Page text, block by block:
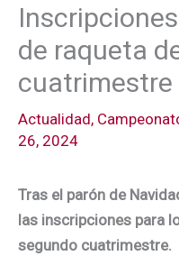
de raqueta
cuatrimestre
Actualidad,
26, 2024
Tras el parón de
las inscripciones para
segundo cuatrimestre.